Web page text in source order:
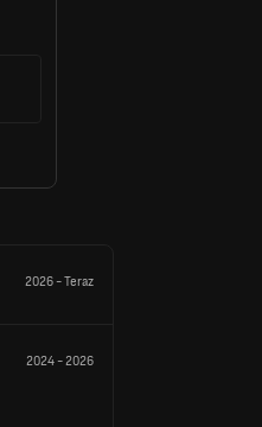
2026-Teraz
2024-2026